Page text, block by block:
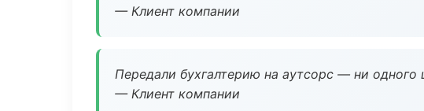
— Клиент компании
Передали бухгалтерию на аутсорс — ни одного
— Клиент компании